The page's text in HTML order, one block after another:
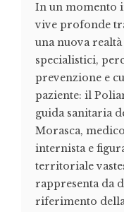
In un momento
vive profonde
una nuova
specialistici,
prevenzione e
paziente: il
guida sanitaria
Morasca,
internista e
territoriale
rappresenta da
riferimento